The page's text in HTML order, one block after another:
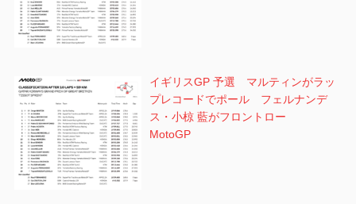
イギリスGP 予選 マルティンがラッ
プレコードでポール フェルナンデ
ス・小椋 藍がフロントロー
MotoGP